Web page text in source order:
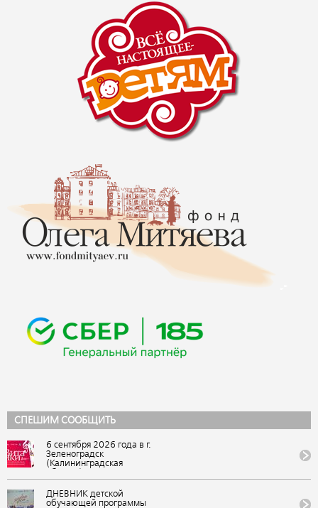
СПЕШИМ СООБЩИТЬ
6 сентября 2026 года в г.
Зеленоградск
(Калининградская
Всероссийский
фестиваль авторской
песни и поэзии
ДНЕВНИК детской
обучающей программы